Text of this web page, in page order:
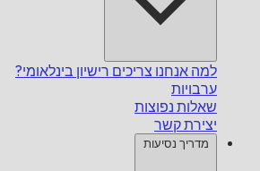
למה אנחנו צריכים רישיון בינלאומי?
ערבויות
שאלות נפוצות
יצירת קשר
מדריך נסיעות